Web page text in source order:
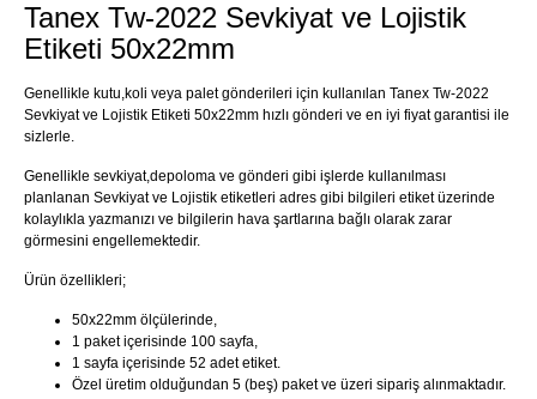
900 TL Üzeri Kargo Ücretsiz
Tanex Tw-2022 Sevkiyat ve Lojistik
Etiketi 50x22mm
Genellikle kutu,koli veya palet gönderileri için kullanılan Tanex Tw-2022
Sevkiyat ve Lojistik Etiketi 50x22mm hızlı gönderi ve en iyi fiyat garantisi ile
sizlerle.
Genellikle sevkiyat,depoloma ve gönderi gibi işlerde kullanılması
planlanan Sevkiyat ve Lojistik etiketleri adres gibi bilgileri etiket üzerinde
kolaylıkla yazmanızı ve bilgilerin hava şartlarına bağlı olarak zarar
görmesini engellemektedir.
Ürün özellikleri;
50x22mm ölçülerinde,
1 paket içerisinde 100 sayfa,
1 sayfa içerisinde 52 adet etiket.
Özel üretim olduğundan 5 (beş) paket ve üzeri sipariş alınmaktadır.